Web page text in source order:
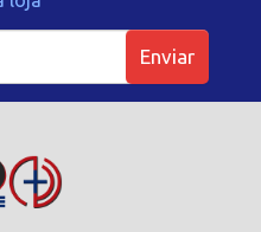
Enviar